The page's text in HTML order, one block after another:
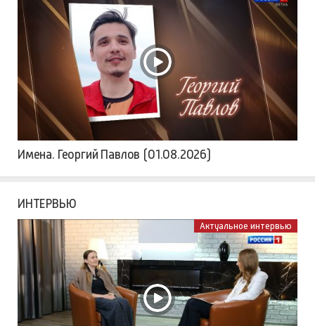
Имена. Георгий Павлов (01.08.2026)
ИНТЕРВЬЮ
Актуальное интервью